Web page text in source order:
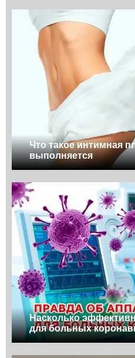
Что такое интимная
выполняется
Насколько
для больных